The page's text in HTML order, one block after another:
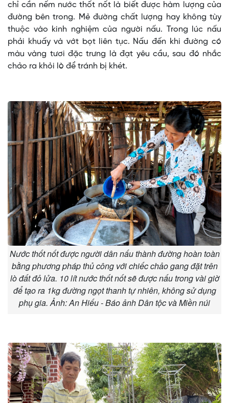
chỉ cần nếm nước thốt nốt là biết được hàm lượng của
đường bên trong. Mẻ đường chất lượng hay không tùy
thuộc vào kinh nghiệm của người nấu. Trong lúc nấu
phải khuấy và vớt bọt liên tục. Nấu đến khi đường có
màu vàng tươi đặc trưng là đạt yêu cầu, sau đó nhắc
chảo ra khỏi lò để tránh bị khét.
Nước thốt nốt được người dân nấu thành đường hoàn toàn
bằng phương pháp thủ công với chiếc chảo gang đặt trên
lò đất đỏ lửa. 10 lít nước thốt nốt sẽ được nấu trong vài giờ
để tạo ra 1kg đường ngọt thanh tự nhiên, không sử dụng
phụ gia. Ảnh: An Hiếu - Báo ảnh Dân tộc và Miền núi